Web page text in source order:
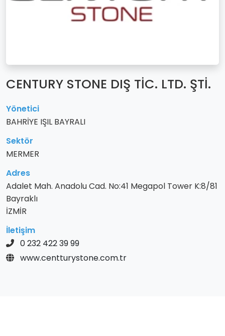
CENTURY STONE DIŞ TİC. LTD. ŞTİ.
Yönetici
BAHRİYE IŞIL BAYRALI
Sektör
MERMER
Adres
Adalet Mah. Anadolu Cad. No:41 Megapol Tower K:8/81
Bayraklı
İZMİR
İletişim
0 232 422 39 99
www.centturystone.com.tr